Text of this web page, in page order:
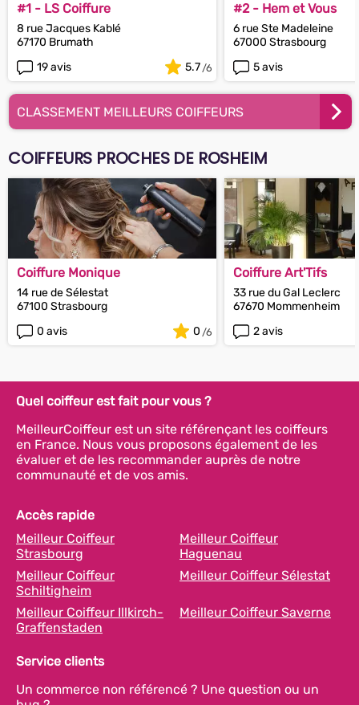
#1 - LS Coiffure
8 rue Jacques Kablé
67170 Brumath
19 avis
5.7
#2 - Hem et Vous
6 rue Ste Madeleine
67000 Strasbourg
5 avis
CLASSEMENT MEILLEURS COIFFEURS
COIFFEURS PROCHES DE ROSHEIM
Coiffure Monique
14 rue de Sélestat
67100 Strasbourg
0 avis
0
Coiffure Art'Tifs
33 rue du Gal Leclerc
67670 Mommenheim
2 avis
Quel coiffeur est fait pour vous ?
MeilleurCoiffeur est un site référençant les coiffeurs
en France. Nous vous proposons également de les
évaluer et de les recommander auprès de notre
communauté et de vos amis.
Accès rapide
Meilleur Coiffeur
Strasbourg
Meilleur Coiffeur
Haguenau
Meilleur Coiffeur
Schiltigheim
Meilleur Coiffeur Sélestat
Meilleur Coiffeur Illkirch-
Graffenstaden
Meilleur Coiffeur Saverne
Service clients
Un commerce non référencé ? Une question ou un